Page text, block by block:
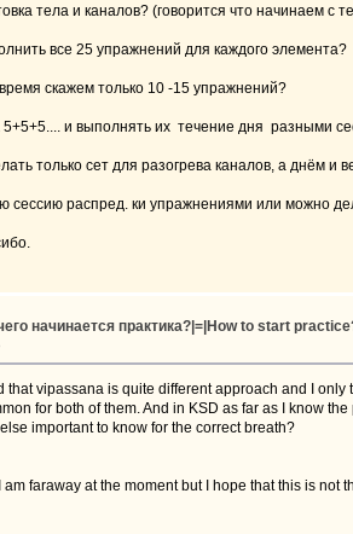
тела и каналов? (говорится что начинаем с
все 25 упражнений для каждого элемента?
скажем только 10 -15 упражнений?
и выполнять их течение дня разными
только сет для разогрева каналов, а днём
сессию распред. ки упражнениями или можно
начинается практика?|=|How to start
that vipassana is quite different approach and I
for both of them. And in KSD as far as I know
important to know for the correct breath?
am faraway at the moment but I hope that this is